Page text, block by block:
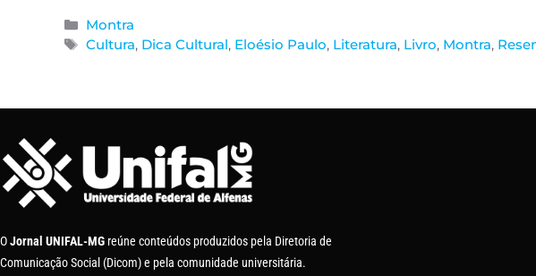
Montra
Cultura, Dica Cultural, Eloésio Paulo, Literatura, Livro, Montra,
OJornal UNIFAL-MG reúne conteúdos produzidos pela Diretoria de
Comunicação Social (Dicom) e pela comunidade universitária.